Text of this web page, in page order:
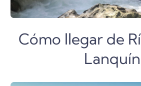
Cómo llegar de
Lanquín